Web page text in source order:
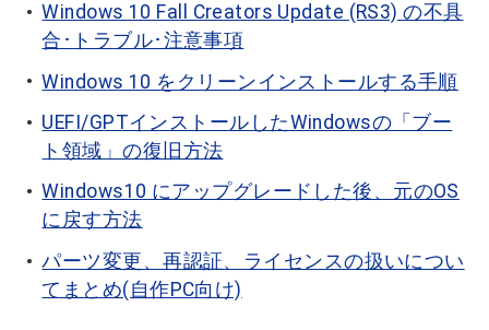
Windows 10 Fall Creators Update (RS3) の不具
合･トラブル･注意事項
Windows 10 をクリーンインストールする手順
UEFI/GPTインストールしたWindowsの「ブー
ト領域」の復旧方法
Windows10 にアップグレードした後、元のOS
に戻す方法
パーツ変更、再認証、ライセンスの扱いについ
てまとめ(自作PC向け)